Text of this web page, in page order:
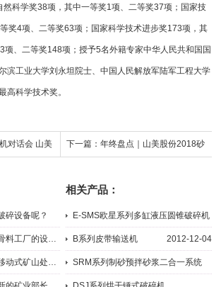
然科学奖38项，其中一等奖1项、二等奖37项；国家技
奖4项、二等奖63项；国家科学技术进步奖173项，其
项、二等奖148项；授予5名外籍专家中华人民共和国国
滨工业大学刘永坦院士、中国人民解放军陆军工程大学
高科学技术奖。
对话会 山美 下一篇：年终盘点｜山美股份2018砂
碎设备呢？
2023-08-21
山美董事长杨安民谈骨料工厂的设计理念：没有达产是失败的项目
2017-12-29
资讯｜上海山美股份移动式矿山处理工艺亮相中国智能化绿色开采技...
相关产品：
E-SMS欧星系列多缸液压圆锥破碎机
2026-07-22
B系列皮带输送机 2012-12-04
SRM系列制砂预拌砂浆二合一系统